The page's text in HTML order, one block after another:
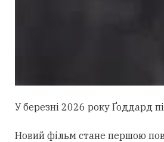
У березні 2026 року Ґоддард
Новий фільм стане першою